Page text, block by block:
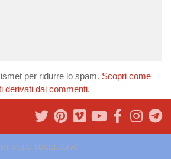
per ridurre lo spam. Scopri come
derivati dai commenti.
SUCCESSIVO